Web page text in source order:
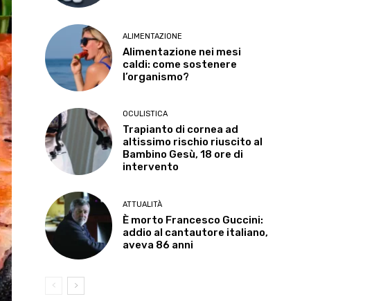
ALIMENTAZIONE
Alimentazione nei mesi
caldi: come sostenere
l’organismo?
OCULISTICA
Trapianto di cornea ad
altissimo rischio riuscito al
Bambino Gesù, 18 ore di
intervento
ATTUALITÀ
È morto Francesco Guccini:
addio al cantautore italiano,
aveva 86 anni